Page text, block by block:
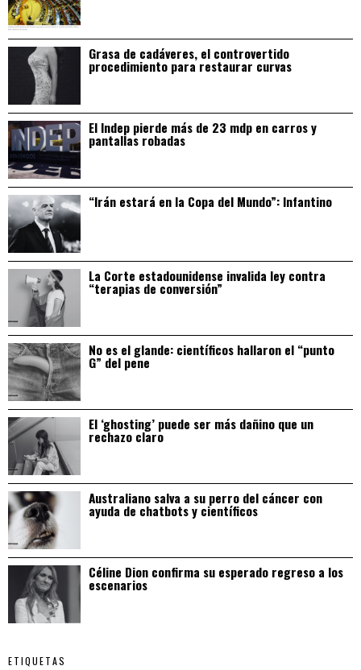
Grasa de cadáveres, el controvertido
procedimiento para restaurar curvas
El Indep pierde más de 23 mdp en carros y
pantallas robadas
“Irán estará en la Copa del Mundo”: Infantino
La Corte estadounidense invalida ley contra
“terapias de conversión”
No es el glande: científicos hallaron el “punto
G” del pene
El ‘ghosting’ puede ser más dañino que un
rechazo claro
Australiano salva a su perro del cáncer con
ayuda de chatbots y científicos
Céline Dion confirma su esperado regreso a los
escenarios
ETIQUETAS